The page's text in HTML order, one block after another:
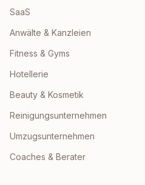
SaaS
Anwälte & Kanzleien
Fitness & Gyms
Hotellerie
Beauty & Kosmetik
Reinigungsunternehmen
Umzugsunternehmen
Coaches & Berater